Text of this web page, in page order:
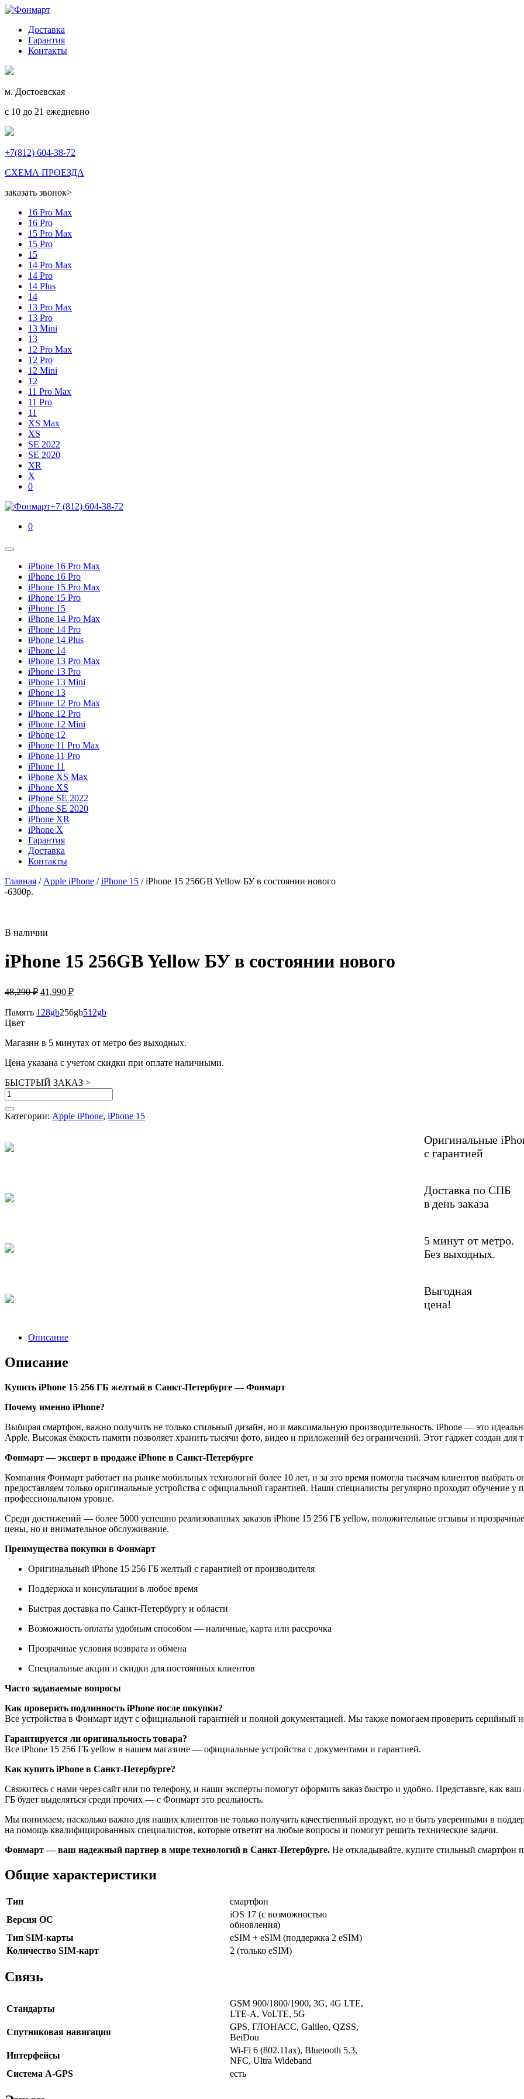
Доставка
Гарантия
Контакты
м. Достоевская
с 10 до 21 ежедневно
+7(812) 604-38-72
СХЕМА ПРОЕЗДА
заказать звонок>
16 Pro Max
16 Pro
15 Pro Max
15 Pro
15
14 Pro Max
14 Pro
14 Plus
14
13 Pro Max
13 Pro
13 Mini
13
12 Pro Max
12 Pro
12 Mini
12
11 Pro Max
11 Pro
11
XS Max
XS
SE 2022
SE 2020
XR
X
Shopping
0Items
Cart +7 (812) 604-38-72
Shopping
0Items
Menu
ToggleiPhone 16 Pro Max
iPhone 16 Pro
iPhone 15 Pro Max
iPhone 15 Pro
iPhone 15
iPhone 14 Pro Max
iPhone 14 Pro
iPhone 14 Plus
iPhone 14
iPhone 13 Pro Max
iPhone 13 Pro
iPhone 13 Mini
iPhone 13
iPhone 12 Pro Max
iPhone 12 Pro
iPhone 12 Mini
iPhone 12
iPhone 11 Pro Max
iPhone 11 Pro
iPhone 11
iPhone XS Max
iPhone XS
iPhone SE 2022
iPhone SE 2020
iPhone XR
iPhone X
Гарантия
Доставка
Контакты
Главная / Apple iPhone /iPhone 15 / iPhone 15 256GB Yellow БУ в состоянии нового
-6300р.
В наличии
iPhone 15 256GB Yellow БУ в состоянии нового
48,290₽ Первоначальная
составляла
41,990 ₽Текущая
41,990 ₽.
Память 128gb256gb512gb
Цвет
Магазин в 5 минутах от метро без выходных.
Цена указана с учетом скидки при оплате наличными.
БЫСТРЫЙ ЗАКАЗ >
Количество
товара
iPhone
Yellow
Категории: Apple iPhone, iPhone 15
Оригинальные
с гарантией
Доставка по СПБ
в день заказа
5 минут от метро.
Без выходных.
Выгодная
цена!
Описание
Описание
Купить iPhone 15 256 ГБ желтый в Санкт-Петербурге — Фонмарт
Почему именно iPhone?
Выбирая смартфон, важно получить не только стильный дизайн, но и максимальную производительность. iPhone — это
Apple. Высокая ёмкость памяти позволяет хранить тысячи фото, видео и приложений без ограничений. Этот гаджет создан для
Фонмарт — эксперт в продаже iPhone в Санкт-Петербурге
Компания Фонмарт работает на рынке мобильных технологий более 10 лет, и за это время помогла тысячам клиентов
предоставляем только оригинальные устройства с официальной гарантией. Наши специалисты регулярно проходят обучение у
профессиональном уровне.
Среди достижений — более 5000 успешно реализованных заказов iPhone 15 256 ГБ yellow, положительные отзывы и
цены, но и внимательное обслуживание.
Преимущества покупки в Фонмарт
Оригинальный iPhone 15 256 ГБ желтый с гарантией от производителя
Поддержка и консультации в любое время
Быстрая доставка по Санкт-Петербургу и области
Возможность оплаты удобным способом — наличные, карта или рассрочка
Прозрачные условия возврата и обмена
Специальные акции и скидки для постоянных клиентов
Часто задаваемые вопросы
Как проверить подлинность iPhone после покупки?
Все устройства в Фонмарт идут с официальной гарантией и полной документацией. Мы также помогаем проверить серийный
Гарантируется ли оригинальность товара?
Все iPhone 15 256 ГБ yellow в нашем магазине — официальные устройства с документами и гарантией.
Как купить iPhone в Санкт-Петербурге?
Свяжитесь с нами через сайт или по телефону, и наши эксперты помогут оформить заказ быстро и удобно. Представьте, как
ГБ будет выделяться среди прочих — с Фонмарт это реальность.
Мы понимаем, насколько важно для наших клиентов не только получить качественный продукт, но и быть уверенными в
на помощь квалифицированных специалистов, которые ответят на любые вопросы и помогут решить технические задачи.
Фонмарт — ваш надежный партнер в мире технологий в Санкт-Петербурге. Не откладывайте, купите стильный смартфон
Общие характеристики
Тип
смартфон
Версия ОС
iOS 17 (с возможностью
обновления)
Тип SIM-карты
eSIM + eSIM (поддержка 2 eSIM)
Количество SIM-карт
2 (только eSIM)
Связь
Стандарты
GSM 900/1800/1900, 3G, 4G LTE,
LTE-A, VoLTE, 5G
Спутниковая навигация
GPS, ГЛОНАСС, Galileo, QZSS,
BeiDou
Интерфейсы
Wi-Fi 6 (802.11ax), Bluetooth 5.3,
NFC, Ultra Wideband
Cистема A-GPS
есть